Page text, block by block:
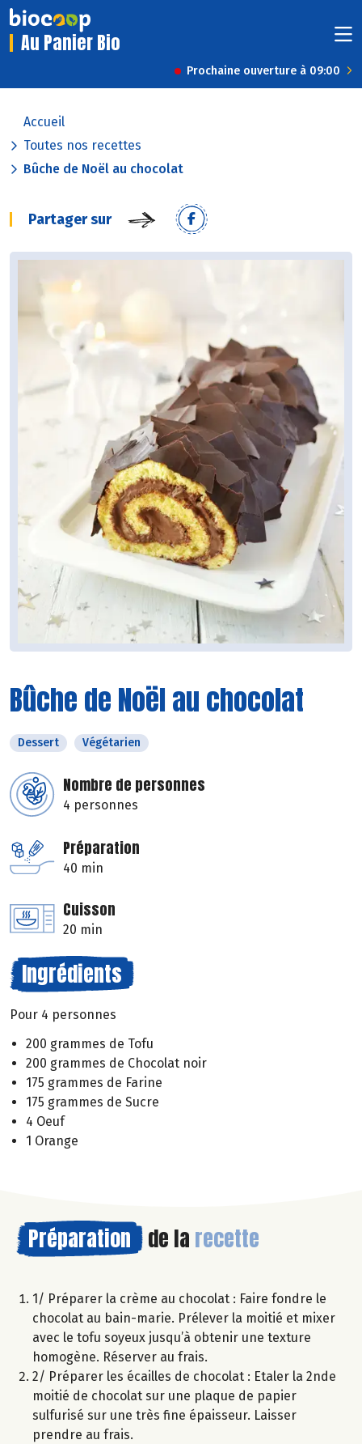
Au Panier Bio
Prochaine ouverture à 09:00
Accueil
Toutes nos recettes
Bûche de Noël au chocolat
Partager sur
Bûche de Noël au chocolat
Dessert Végétarien
Nombre de personnes
4 personnes
Préparation
40 min
Cuisson
20 min
Ingrédients
Pour 4 personnes
200 grammes de Tofu
200 grammes de Chocolat noir
175 grammes de Farine
175 grammes de Sucre
4 Oeuf
1 Orange
Préparation de la recette
1/ Préparer la crème au chocolat : Faire fondre le
chocolat au bain-marie. Prélever la moitié et mixer
avec le tofu soyeux jusqu’à obtenir une texture
homogène. Réserver au frais.
2/ Préparer les écailles de chocolat : Etaler la 2nde
moitié de chocolat sur une plaque de papier
sulfurisé sur une très fine épaisseur. Laisser
prendre au frais.